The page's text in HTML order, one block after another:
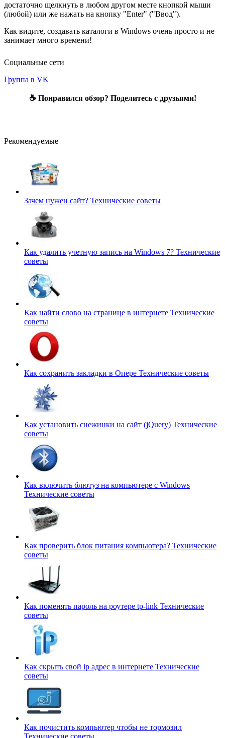
достаточно щелкнуть в любом другом месте кнопкой мыши
(любой) или же нажать на кнопку "Enter" ("Ввод").
Как видите, создавать каталоги в Windows очень просто и не
занимает много времени!
Социальные сети
Группа в VK
☕ Понравился обзор? Поделитесь с друзьями!
Рекомендуемые
Зачем нужен сайт? Технические советы
Как удалить учетную запись на Windows 7? Технические
советы
Как найти слово на странице в интернете Технические
советы
Как сохранить закладки в Опере Технические советы
Как установить снежинки на сайт (jQuery) Технические
советы
Как включить блютуз на компьютере с Windows
Технические советы
Как проверить блок питания компьютера? Технические
советы
Как поменять пароль на роутере tp-link Технические
советы
Как скрыть свой ip адрес в интернете Технические
советы
Как почистить компьютер чтобы не тормозил
Технические советы